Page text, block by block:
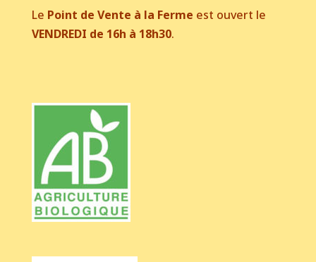
Le Point de Vente à la Ferme est ouvert le
VENDREDI de 16h à 18h30.